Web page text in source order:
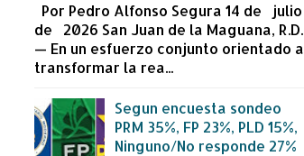
Por Pedro Alfonso Segura 14 de julio
de 2026 San Juan de la Maguana, R.D.
— En un esfuerzo conjunto orientado a
transformar la rea...
Segun encuesta sondeo
PRM 35%, FP 23%, PLD 15%,
Ninguno/No responde 27%